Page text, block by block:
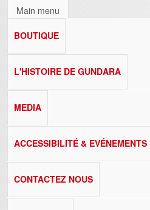
Main menu
BOUTIQUE
L'HISTOIRE DE GUNDARA
MEDIA
ACCESSIBILITÉ & EVÉNEMENTS
CONTACTEZ NOUS